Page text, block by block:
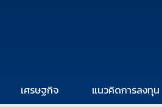
เศรษฐกิจ แนวคิดการลงทุน